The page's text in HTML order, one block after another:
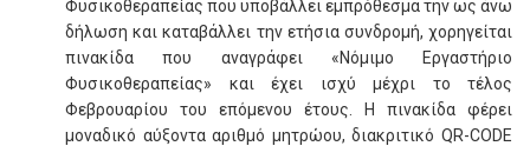
Φυσικοθεραπείας που υποβάλλει εμπρόθεσμα την ως άνω
δήλωση και καταβάλλει την ετήσια συνδρομή, χορηγείται
πινακίδα που αναγράφει «Νόμιμο Εργαστήριο
Φυσικοθεραπείας» και έχει ισχύ μέχρι το τέλος
Φεβρουαρίου του επόμενου έτους. Η πινακίδα φέρει
μοναδικό αύξοντα αριθμό μητρώου, διακριτικό QR-CODE